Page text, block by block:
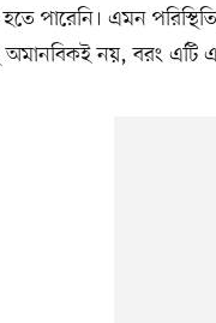
পারেনি। এমন
নয়, বরং এটি